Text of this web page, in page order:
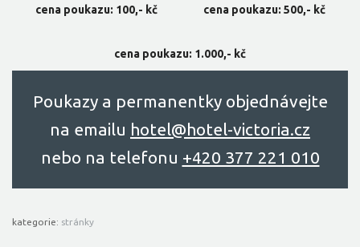
cena poukazu: 100,- kč cena poukazu: 500,- kč
cena poukazu: 1.000,- kč
Poukazy a permanentky objednávejte
na emailu hоtel@hоtel-victоriа.cz
nebo na telefonu +420 377 221 010
kategorie: stránky